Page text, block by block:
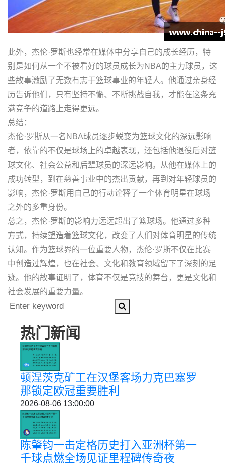
此外，杰伦·罗斯也经常在媒体中分享自己的成长经历，特
别是如何从一个不被看好的球员成长为NBA的主力球员，这
些故事激励了无数有志于篮球事业的年轻人。他通过亲身经
历告诉他们，只有坚持不懈、不断挑战自我，才能在这条充
满竞争的道路上走得更远。
总结：
杰伦·罗斯从一名NBA球员逐步蜕变为篮球文化的深远影响
者，依靠的不仅是球场上的卓越表现，还包括他退役后对篮
球文化、社会公益和后辈球员的深远影响。从他在媒体上的
成功转型，到在慈善事业中的杰出贡献，再到对年轻球员的
影响，杰伦·罗斯用自己的行动诠释了一个体育明星在球场
之外的多重身份。
总之，杰伦·罗斯的影响力远远超出了篮球场。他通过多种
方式，持续塑造着篮球文化，改变了人们对体育明星的传统
认知。作为篮球界的一位重要人物，杰伦·罗斯不仅在比赛
中创造过辉煌，也在社会、文化和教育领域留下了深刻的足
迹。他的故事证明了，体育不仅是竞技的舞台，更是文化和
社会发展的重要力量。
热门新闻
顿涅茨克矿工在汉堡客场力克巴塞罗
那锁定欧冠重要胜利
2026-08-06 13:00:00
陈肇钧一击定格历史打入亚洲杯第一
千球点燃全场见证里程碑传奇夜